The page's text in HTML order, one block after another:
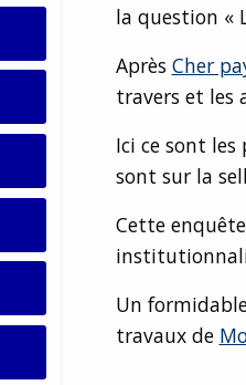
la question «
Après Cher
travers et les
Ici ce sont
sont sur la
Cette
Un
travaux de